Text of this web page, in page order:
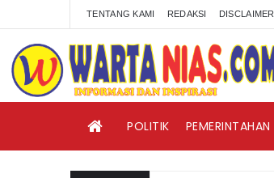
TENTANG KAMI REDAKSI DISCLAIMER
POLITIK PEMERINTAHAN